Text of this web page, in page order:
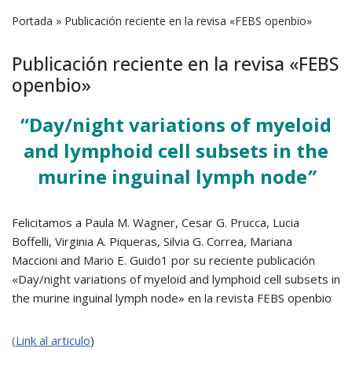
Portada » Publicación reciente en la revisa «FEBS openbio»
Publicación reciente en la revisa «FEBS
openbio»
“Day/night variations of myeloid
and lymphoid cell subsets in the
murine inguinal lymph node”
Felicitamos a Paula M. Wagner, Cesar G. Prucca, Lucia
Boffelli, Virginia A. Piqueras, Silvia G. Correa, Mariana
Maccioni and Mario E. Guido1 por su reciente publicación
«Day/night variations of myeloid and lymphoid cell subsets in
the murine inguinal lymph node» en la revista FEBS openbio
(Link al articulo)